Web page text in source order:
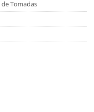
de Tomadas